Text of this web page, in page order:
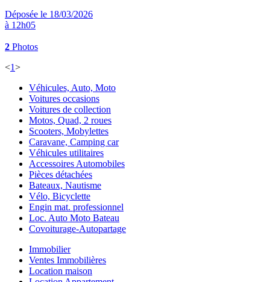
Déposée le 18/03/2026
à 12h05
2 Photos
<1>
Véhicules, Auto, Moto
Voitures occasions
Voitures de collection
Motos, Quad, 2 roues
Scooters, Mobylettes
Caravane, Camping car
Véhicules utilitaires
Accessoires Automobiles
Pièces détachées
Bateaux, Nautisme
Vélo, Bicyclette
Engin mat. professionnel
Loc. Auto Moto Bateau
Covoiturage-Autopartage
Immobilier
Ventes Immobilières
Location maison